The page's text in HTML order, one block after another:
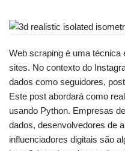
Web scraping é uma técnica
sites. No contexto do
dados como seguidores,
Este post abordará como
usando Python. Empresas
dados, desenvolvedores de
influenciadores digitais são